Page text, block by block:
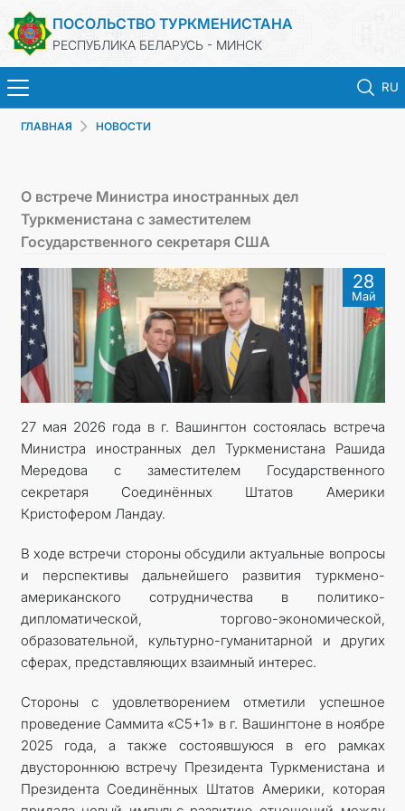
ПОСОЛЬСТВО ТУРКМЕНИСТАНА
РЕСПУБЛИКА БЕЛАРУСЬ - МИНСК
RU
КОНСУЛЬСКИЕ УСЛУГИ
МИД
КОНТАКТНЫЕ ДАННЫЕ
ГЛАВНАЯ НОВОСТИ
О встрече Министра иностранных дел
Туркменистана с заместителем
Государственного секретаря США
28
Май
27 мая 2026 года в г. Вашингтон состоялась встреча
Министра иностранных дел Туркменистана Рашида
Мередова с заместителем Государственного
секретаря Соединённых Штатов Америки
Кристофером Ландау.
В ходе встречи стороны обсудили актуальные вопросы
и перспективы дальнейшего развития туркмено-
американского сотрудничества в политико-
дипломатической, торгово-экономической,
образовательной, культурно-гуманитарной и других
сферах, представляющих взаимный интерес.
Стороны с удовлетворением отметили успешное
проведение Саммита «C5+1» в г. Вашингтоне в ноябре
2025 года, а также состоявшуюся в его рамках
двустороннюю встречу Президента Туркменистана и
Президента Соединённых Штатов Америки, которая